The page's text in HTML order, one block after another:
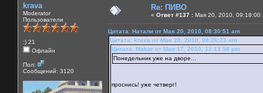
krava
Moderator
Пользователи
:) 21
Офлайн
Пол:
Сообщений: 3120
Re: ПИВО
« Ответ #137 : Мая 20, 2010, 09:18:00
Цитата: Натали от Мая 20, 2010, 08:30:51 am
Цитата: krava от Мая 20, 2010, 08:26:23 am
Цитата: Makar от Мая 17, 2010, 12:13:58 pm
Понедельник уже на дворе...
проснись! уже четверг!